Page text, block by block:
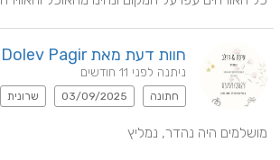
חוות דעת מאת Dolev Pagir
ניתנה לפני 11 חודשים
חתונה 03/09/2025 שרונית
מושלמים היה נהדר, נמליץ